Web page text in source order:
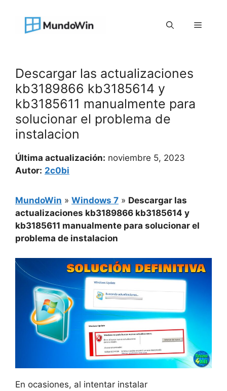
contenido
Menú
Descargar las actualizaciones
kb3189866 kb3185614 y
kb3185611 manualmente para
solucionar el problema de
instalacion
Última actualización: noviembre 5, 2023
Autor: 2c0bi
MundoWin » Windows 7 » Descargar las
actualizaciones kb3189866 kb3185614 y
kb3185611 manualmente para solucionar el
problema de instalacion
En ocasiones, al intentar instalar